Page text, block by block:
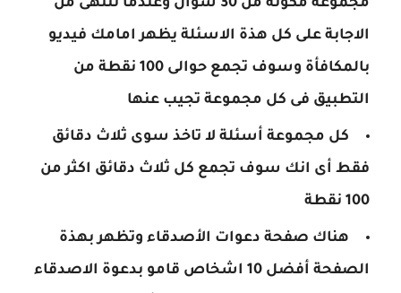
الاجابة على كل هذة الاسئلة يظهر امامك فيديو
بالمكافأة وسوف تجمع حوالى 100 نقطة من
التطبيق فى كل مجموعة تجيب عنها
كل مجموعة أسئلة لا تاخذ سوى ثلاث دقائق
فقط أى انك سوف تجمع كل ثلاث دقائق اكثر من
100 نقطة
هناك صفحة دعوات الأصدقاء وتظهر بهذة
الصفحة أفضل 10 اشخاص قامو بدعوة الاصدقاء